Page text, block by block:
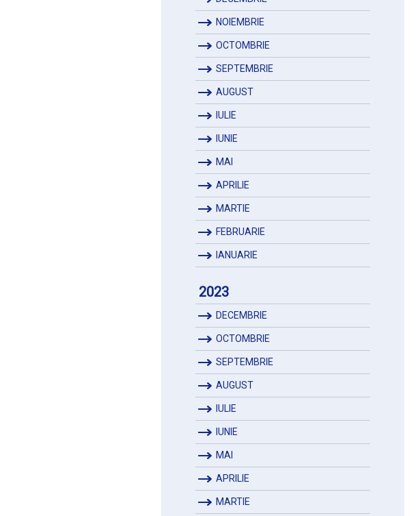
NOIEMBRIE
OCTOMBRIE
SEPTEMBRIE
AUGUST
IULIE
IUNIE
MAI
APRILIE
MARTIE
FEBRUARIE
IANUARIE
2023
DECEMBRIE
OCTOMBRIE
SEPTEMBRIE
AUGUST
IULIE
IUNIE
MAI
APRILIE
MARTIE